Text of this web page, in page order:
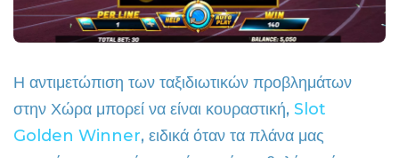
Η αντιμετώπιση των ταξιδιωτικών προβλημάτων
στην Χώρα μπορεί να είναι κουραστική, Slot
Golden Winner, ειδικά όταν τα πλάνα μας